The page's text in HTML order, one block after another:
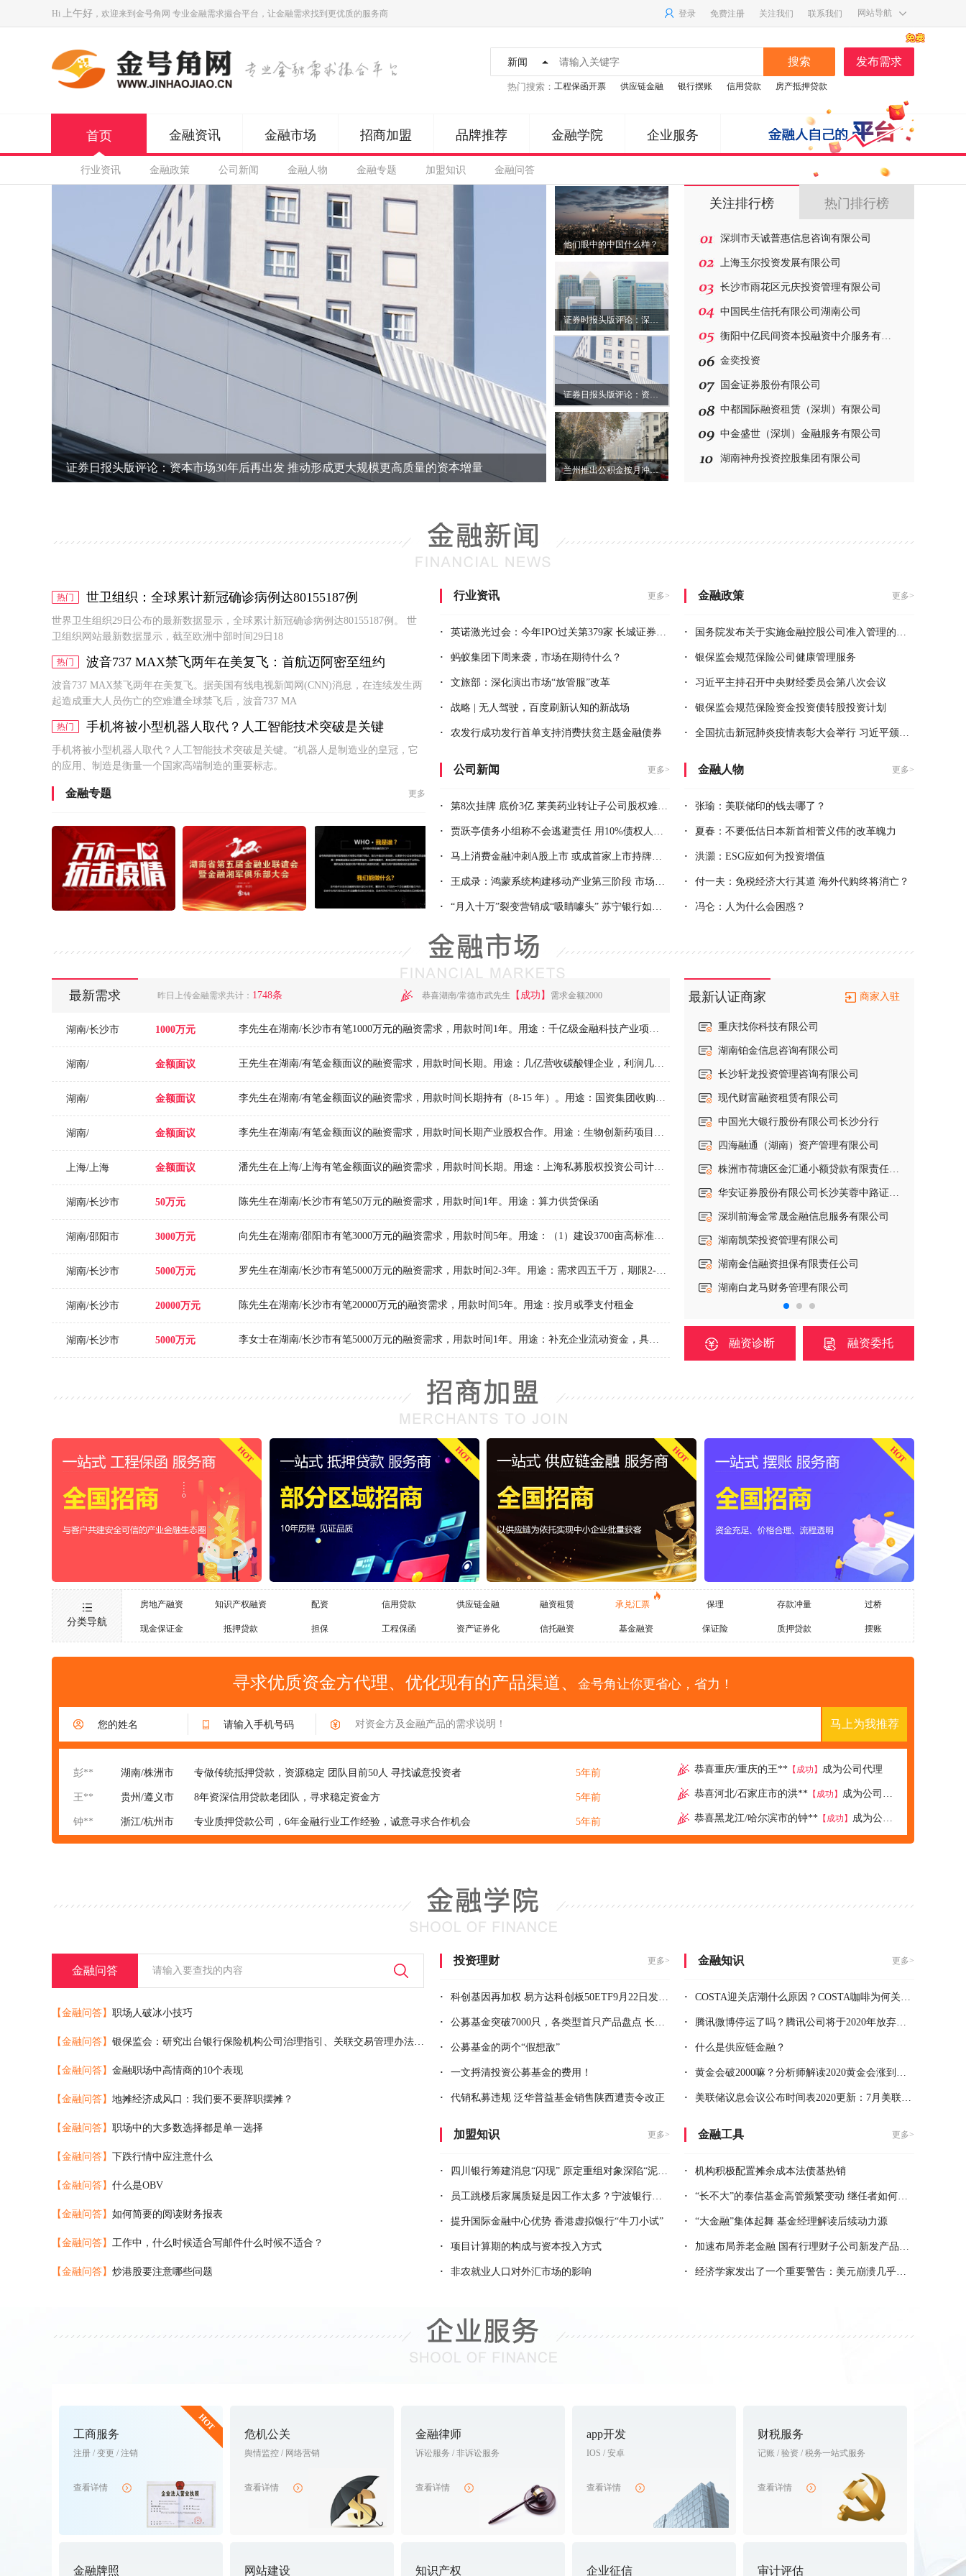
Hi 上午好 ，欢迎来到金号角网 专业金融需求撮合平台，让金融需求找到更优质的服务商 登录 免费注册 关注我们 联系我们 网站导航
新闻 搜索 发布需求
热门搜索： 工程保函开票 供应链金融 银行摆账 信用贷款 房产抵押贷款
首页
行业资讯 金融政策 公司新闻 金融人物 金融专题 加盟知识 金融问答
金融资讯 金融市场 招商加盟 品牌推荐 金融学院 企业服务
证券日报头版评论：资本市场30年后再出发 推动形成更大规模更高质量的资本增量
他们眼中的中国什么样？
证券时报头版评论：深化改革正当时 三十而立再出发
证券日报头版评论：资本市场30年后再出发 推动形成更大规模更高质量的资本增量
兰州推出公积金按月冲还贷款业务 人均年节省1.56万
关注排行榜 热门排行榜
深圳市天诚普惠信息咨询有限公司
上海玉尔投资发展有限公司
长沙市雨花区元庆投资管理有限公司
中国民生信托有限公司湖南公司
衡阳中亿民间资本投融资中介服务有限公司
金奕投资
国金证券股份有限公司
中都国际融资租赁（深圳）有限公司
中金盛世（深圳）金融服务有限公司
湖南神舟投资控股集团有限公司
热门 世卫组织：全球累计新冠确诊病例达80155187例
世界卫生组织29日公布的最新数据显示，全球累计新冠确诊病例达80155187例。 世
卫组织网站最新数据显示，截至欧洲中部时间29日18
热门 波音737 MAX禁飞两年在美复飞：首航迈阿密至纽约
波音737 MAX禁飞两年在美复飞。据美国有线电视新闻网(CNN)消息，在连续发生两
起造成重大人员伤亡的空难遭全球禁飞后，波音737 MA
热门 手机将被小型机器人取代？人工智能技术突破是关键
手机将被小型机器人取代？人工智能技术突破是关键。“机器人是制造业的皇冠，它
的应用、制造是衡量一个国家高端制造的重要标志。
金融专题 更多
行业资讯 更多>
· 英诺激光过会：今年IPO过关第379家 长城证券过2单
· 蚂蚁集团下周来袭，市场在期待什么？
· 文旅部：深化演出市场“放管服”改革
· 战略 | 无人驾驶，百度刷新认知的新战场
· 农发行成功发行首单支持消费扶贫主题金融债券
金融政策 更多>
· 国务院发布关于实施金融控股公司准入管理的决定
· 银保监会规范保险公司健康管理服务
· 习近平主持召开中央财经委员会第八次会议
· 银保监会规范保险资金投资债转股投资计划
· 全国抗击新冠肺炎疫情表彰大会举行 习近平颁授勋章奖章并发表重要讲话
公司新闻 更多>
· 第8次挂牌 底价3亿 莱美药业转让子公司股权难觅“买家”
· 贾跃亭债务小组称不会逃避责任 用10%债权人信托赔偿股民
· 马上消费金融冲刺A股上市 或成首家上市持牌消金机构
· 王成录：鸿蒙系统构建移动产业第三阶段 市场空间足以养出10个“华为”
· “月入十万”裂变营销成“吸睛噱头” 苏宁银行如何破局增长
金融人物 更多>
· 张瑜：美联储印的钱去哪了？
· 夏春：不要低估日本新首相菅义伟的改革魄力
· 洪灝：ESG应如何为投资增值
· 付一夫：免税经济大行其道 海外代购终将消亡？
· 冯仑：人为什么会困惑？
最新需求 昨日上传金融需求共计： 1748条
恭喜湖南/常德市武先生【成功】 需求金额2000
恭喜湖南/长沙市魏先生【成功】 需求金额1700
恭喜湖南/长沙市徐女士【成功】 需求金额100
恭喜河南/洛阳市张先生【成功】 需求金额3000
湖南/长沙市 1000万元
湖南/ 金额面议
湖南/ 金额面议
湖南/ 金额面议
上海/上海 金额面议
湖南/长沙市 50万元 陈先生在湖南/长沙市有笔50万元的融资需求，用款时间1年。用途：算力供货保函
湖南/邵阳市 3000万元
湖南/长沙市 5000万元
湖南/长沙市 20000万元 陈先生在湖南/长沙市有笔20000万元的融资需求，用款时间5年。用途：按月或季支付租金
湖南/长沙市 5000万元
段先生在湖南/有笔100万元的融资需求，用款时间70年。用途：收购不良物业
王先生在浙江/宁波市有笔5000万元的融资需求，用款时间3-6个月。用途：流通股质押
湖南/长沙市 金额面议 彭先生在湖南/长沙市有笔金额面议的融资需求，用款时间70年。用途：需要找6000平左右的商业独栋，位置在二环内，交通方便近地铁，自用办公
海先生在浙江/有笔935万元的融资需求，用款时间1年。用途：浙江国有企业投的8000多万文旅项目，有一家运营方合作，需要运营方935万兜底保函。运营方个人在长沙600多万房产，郴州1200万房产可作为反担保。
浙江/温州市 2000万元 杨先生在浙江/温州市有笔2000万元的融资需求，用款时间1年。用途：
湖南/
周先生在湖南/有笔金额面议的融资需求，用款时间70年。用途：收购1到2层，2000平米整层公寓，用于经营酒店，一层二三十间房，估计也就是1000多不到两千平吧，然后，嗯，这个都是要在银行做贷款做出来的，甚至看能不能再多套出来一点点钱这种样子了，就来装修嘛。就是那种市场价格比较高啊，卖个1万多两万，但实际那个成交价可能就几千块钱，能留点儿空间的那种的类型的啊，有金融属性的资产。
最新认证商家 商家入驻
湖南中鼎盛融商务信息咨询有限公司
湖南省山河汇祥商务咨询有限公司
湖南云犀供应链服务有限责任公司
湖南瀜泰律师事务所
湖南蚂蚁万盛信息服务有限公司
湖南渔米金融有限公司
长沙壹明达信息技术有限公司
重庆找你科技有限公司
湖南铂金信息咨询有限公司
现代财富融资租赁有限公司
株洲市荷塘区金汇通小额贷款有限责任公司
湖南凯荣投资管理有限公司
湖南金信融资担保有限责任公司
湖南白龙马财务管理有限公司
上海新锦华信托贸易有限公司
北京一商宏志信托有限公司
湖南稳实资产管理有限公司
湖南省君悦置业有限公司
湖南睿达投资管理有限公司
融鑫商业保理有限公司
深圳源禾商业保理有限公司
深圳艾融商业保理有限公司
深圳前海宇商保理有限公司
深圳裕证商业保理有限公司
融资诊断 融资委托
HOT HOT HOT HOT
分类导航
房地产融资 知识产权融资 配资 信用贷款 供应链金融 融资租赁 承兑汇票 保理 存款冲量 过桥
现金保证金 抵押贷款 担保 工程保函 资产证券化 信托融资 基金融资 保证险 质押贷款 摆账
寻求优质资金方代理、优化现有的产品渠道、 金号角让你更省心，省力！
易** - 本公司专做基金融资，目前想扩展业务地区，寻求合作资方长期稳定的发展
贵州/贵阳市 公司成立多年，专业做存款冲量，有意向合作者可当面交流
张** 四川/成都市 12年承兑汇票团队，经验足，处理各种事情及时，诚意寻求合作机会 5年前
传统金融公司 从事工程保函 供应链金融 承兑汇票 资质齐全 有意向资金方可合作 5年前
张** 广东/珠海市 20年资深抵押贷款团队。寻求稳定合作方合作共赢 5年前
王** 湖南/长沙市 从业多年金融行业，有稳定资源，现寻找资金方合作，可面谈
王** 贵州/遵义市 8年资深信用贷款老团队，寻求稳定资金方 5年前
钟** 浙江/杭州市 专业质押贷款公司，6年金融行业工作经验，诚意寻求合作机会 5年前
易** 四川/成都市 专做传统抵押贷款，资源稳定 团队目前18人 寻找诚意投资者 5年前
8年房地产融资资深团队，成功合作2500+，现寻求稳定合作资金方
信用贷款从业8年，资源稳定，目前团队20+人，寻求稳定资金方共同发展进步
李** 湖南/长沙市
5年前
从事多年金融行业，现自己带一个团队，有稳定资源，急切寻找合作方，有意者电联 5年前
陈** 湖南/益阳市 专业配资、担保，十四年资深团队，诚意寻求合作方
汤** 重庆/重庆 6年金融行业经验，人缘广，资源足，有意向合作伙伴可面谈 5年前
易** - 本公司专做基金融资，目前想扩展业务地区，寻求合作资方长期稳定的发展 5年前
宋** 贵州/贵阳市 公司成立多年，专业做存款冲量，有意向合作者可当面交流
传统金融公司 从事工程保函 供应链金融 承兑汇票 资质齐全 有意向资金方可合作 5年前
5年前
王** 湖南/长沙市 从业多年金融行业，有稳定资源，现寻找资金方合作，可面谈 5年前
彭** 湖南/株洲市 专做传统抵押贷款，资源稳定 团队目前50人 寻找诚意投资者 5年前
王** 贵州/遵义市 8年资深信用贷款老团队，寻求稳定资金方 5年前
专做传统抵押贷款，资源稳定 团队目前18人 寻找诚意投资者
马** 海南/海口市 从业多年金融行业，有稳定资源，现寻找资金方合作，可面谈 5年前
信用贷款从业8年，资源稳定，目前团队20+人，寻求稳定资金方共同发展进步
陈** 公司成立多年，专做过桥、摆账，有意向合作者可当面交流 5年前
陈** 广东/深圳市 5年资深抵押老团队，寻求稳定资金方 5年前
湖南/长沙市 从事多年金融行业，现自己带一个团队，有稳定资源，急切寻找合作方，有意者电联
恭喜湖南/株洲市的胡**【成功】 成为公司代理
恭喜山西/太原市的喻**【成功】 成为公司代理
恭喜浙江/宁波市的许**
【成功】成为公司代理
恭喜重庆/重庆的王**【成功】成为公司代理
恭喜河北/石家庄市的洪**【成功】 成为公司代理
恭喜黑龙江/哈尔滨市的钟**【成功】成为公司代理
恭喜上海/上海的王** 【成功】 成为公司代理
恭喜重庆/重庆的王** 【成功】成为公司代理
恭喜河北/石家庄市的洪**【成功】成为公司代理
恭喜黑龙江/哈尔滨市的钟**
恭喜上海/上海的王**【成功】成为公司代理
金融问答
【金融问答】 职场人破冰小技巧
【金融问答】 银保监会：研究出台银行保险机构公司治理指引、关联交易管理办法等制度
【金融问答】 金融职场中高情商的10个表现
【金融问答】 地摊经济成风口：我们要不要辞职摆摊？
【金融问答】 职场中的大多数选择都是单一选择
【金融问答】 下跌行情中应注意什么
【金融问答】 什么是OBV
【金融问答】 如何简要的阅读财务报表
【金融问答】 工作中，什么时候适合写邮件什么时候不适合？
【金融问答】 炒港股要注意哪些问题
投资理财 更多>
· 科创基因再加权 易方达科创板50ETF9月22日发售一天
· 公募基金突破7000只，各类型首只产品盘点 长寿基金成立19年
· 公募基金的两个“假想敌”
· 一文捋清投资公募基金的费用！
· 代销私募违规 泛华普益基金销售陕西遭责令改正
金融知识 更多>
· COSTA迎关店潮什么原因？COSTA咖啡为何关闭大量门店？
· 腾讯微博停运了吗？腾讯公司将于2020年放弃微博业务
· 什么是供应链金融？
· 黄金会破2000嘛？分析师解读2020黄金会涨到什么程度？
· 美联储议息会议公布时间表2020更新：7月美联储决议几号出炉？
加盟知识 更多>
· 四川银行筹建消息“闪现” 原定重组对象深陷“泥沼”
· 员工跳楼后家属质疑是因工作太多？宁波银行的回应来了
· 提升国际金融中心优势 香港虚拟银行“牛刀小试”
· 项目计算期的构成与资本投入方式
· 非农就业人口对外汇市场的影响
金融工具 更多>
· 机构积极配置摊余成本法债基热销
· “长不大”的泰信基金高管频繁变动 继任者如何化解难题？
· “大金融”集体起舞 基金经理解读后续动力源
· 加速布局养老金融 国有行理财子公司新发产品剧增
· 经济学家发出了一个重要警告：美元崩溃几乎是不可避免的。
HOT
工商服务
注册 / 变更 / 注销
查看详情
危机公关
舆情监控 / 网络营销
查看详情
金融律师
诉讼服务 / 非诉讼服务
查看详情
app开发
IOS / 安卓
查看详情
财税服务
记账 / 验资 / 税务一站式服务
查看详情
金融牌照 网站建设 知识产权 企业征信 审计评估